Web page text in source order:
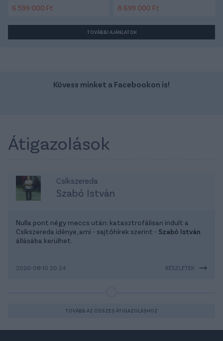
6 599 000 Ft 8 699 000 Ft
TOVÁBBI AJÁNLATOK
Kövess minket a Facebookon is!
Átigazolások
Csíkszereda
Szabó István
Nulla pont négy meccs után: katasztrofálisan indult a
Csíkszereda idénye, ami - sajtóhírek szerint - Szabó István
állásába kerülhet.
2026-08-10 20:24 RÉSZLETEK
TOVÁBB AZ ÖSSZES ÁTIGAZOLÁSHOZ